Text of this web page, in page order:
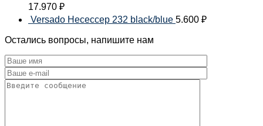
17.970 ₽
Versado Несессер 232 black/blue 5.600 ₽
Остались вопросы, напишите нам